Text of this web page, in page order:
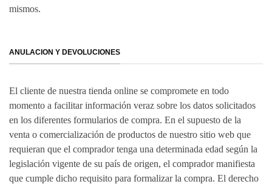
mismos.
ANULACION Y DEVOLUCIONES
El cliente de nuestra tienda online se compromete en todo
momento a facilitar información veraz sobre los datos solicitados
en los diferentes formularios de compra. En el supuesto de la
venta o comercialización de productos de nuestro sitio web que
requieran que el comprador tenga una determinada edad según la
legislación vigente de su país de origen, el comprador manifiesta
que cumple dicho requisito para formalizar la compra. El derecho